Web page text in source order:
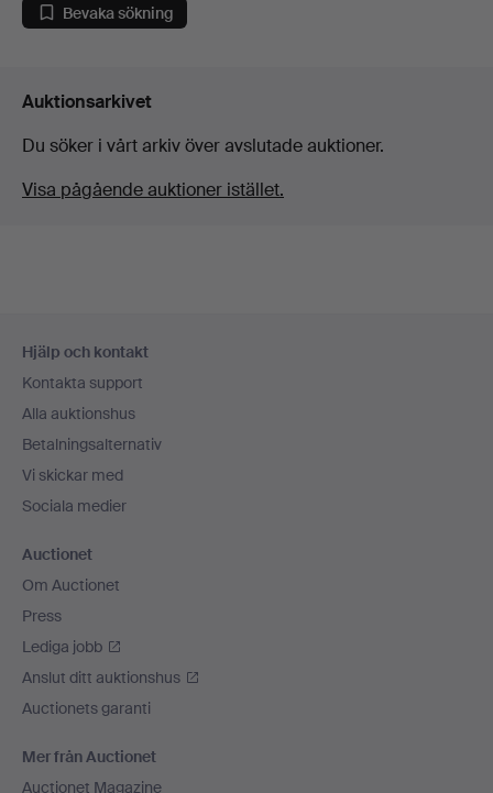
Bevaka sökning
Auktionsarkivet
Du söker i vårt arkiv över avslutade auktioner.
Visa pågående auktioner istället.
Hjälp och kontakt
Kontakta support
Alla auktionshus
Betalningsalternativ
Vi skickar med
Sociala medier
Auctionet
Om Auctionet
Press
Lediga jobb
Anslut ditt auktionshus
Auctionets garanti
Mer från Auctionet
Auctionet Magazine